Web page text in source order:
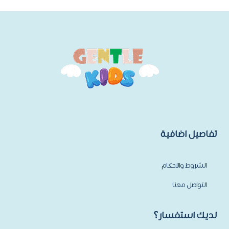
تفاصيل اضافية
الشروط والاحكام
التواصل معنا
لديك استفسار؟